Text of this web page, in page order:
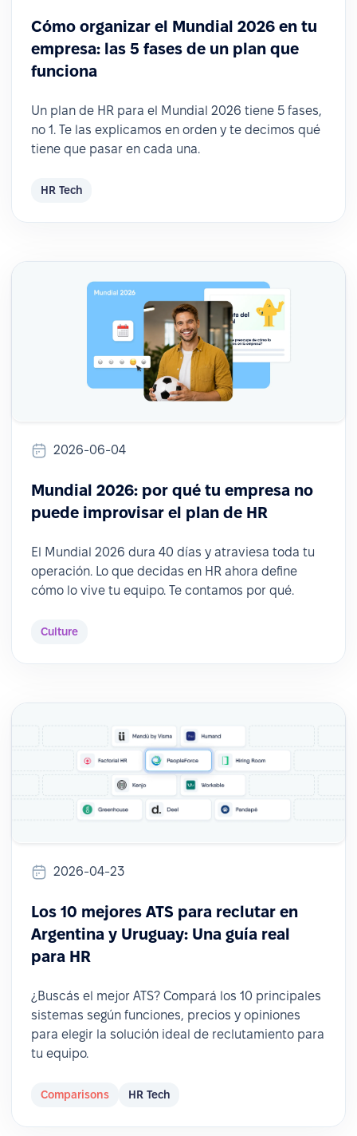
Cómo organizar el Mundial 2026 en tu
empresa: las 5 fases de un plan que
funciona
Un plan de HR para el Mundial 2026 tiene 5 fases,
no 1. Te las explicamos en orden y te decimos qué
tiene que pasar en cada una.
HR Tech
2026-06-04
Mundial 2026: por qué tu empresa no
puede improvisar el plan de HR
El Mundial 2026 dura 40 días y atraviesa toda tu
operación. Lo que decidas en HR ahora define
cómo lo vive tu equipo. Te contamos por qué.
Culture
2026-04-23
Los 10 mejores ATS para reclutar en
Argentina y Uruguay: Una guía real
para HR
¿Buscás el mejor ATS? Compará los 10 principales
sistemas según funciones, precios y opiniones
para elegir la solución ideal de reclutamiento para
tu equipo.
Comparisons HR Tech